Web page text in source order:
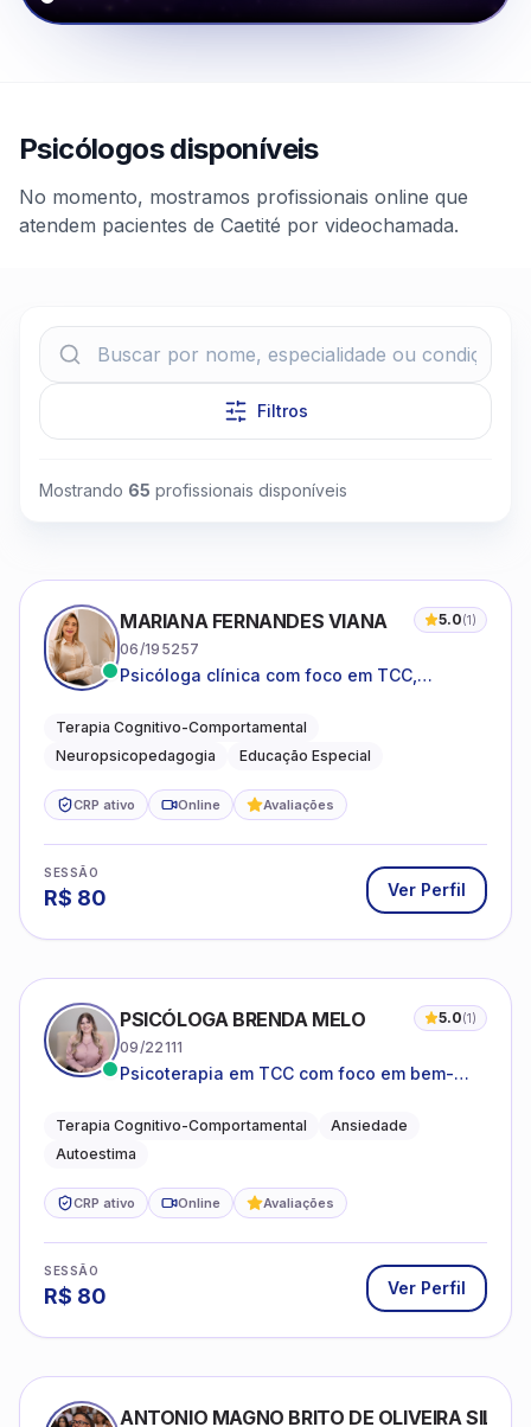
Clique para assistir
Psicólogos disponíveis
No momento, mostramos profissionais online que
atendem pacientes de Caetité por videochamada.
Filtros
Mostrando 65 profissionais disponíveis
MARIANA FERNANDES VIANA 5.0(1)
06/195257
Psicóloga clínica com foco em TCC,
do neurodesenvolvimento.
Terapia Cognitivo-Comportamental
Neuropsicopedagogia
Educação Especial
CRP ativo Online Avaliações
SESSÃO
R$ 80 Ver Perfil
PSICÓLOGA BRENDA MELO 5.0(1)
09/22111
Psicoterapia em TCC com foco em bem-
o cotidiano
Terapia Cognitivo-Comportamental
Ansiedade
Autoestima
CRP ativo Online Avaliações
SESSÃO
R$ 80 Ver Perfil
ANTONIO MAGNO BRITO DE OLIVEIRA SILVA